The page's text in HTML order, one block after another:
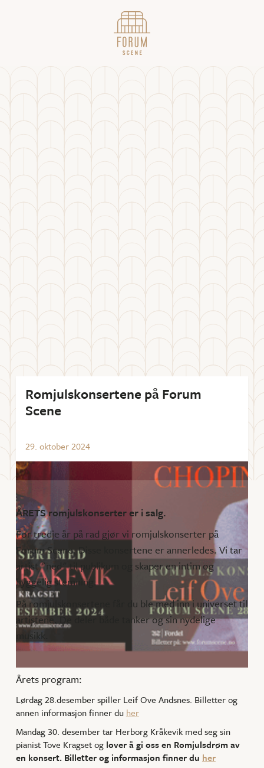
Romjulskonsertene på Forum
Scene
29. oktober2024
ÅRETS romjulskonserter er i salg.
For tredje år på rad gjør vi romjulskonserter på
Forum Scene. Disse konsertene er annerledes. Vi tar
artist "ned" til publikum og skaper en intim og
hyggelig stemning.
På romjulskonsertene får du ble med inn i universet til
artistene. De deler både tanker og sin nydelige
musikk.
Årets program:
Lørdag 28.desember spiller Leif Ove Andsnes. Billetter og
annen informasjon finner du her
Mandag 30. desember tar Herborg Kråkevik med seg sin
pianist Tove Kragset og lover å gi oss en Romjulsdrøm av
en konsert. Billetter og informasjon finner du her